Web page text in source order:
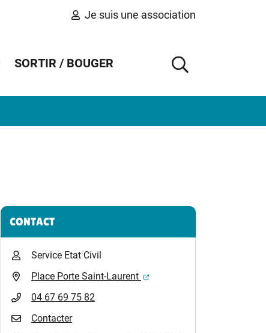
Je suis une association
SORTIR / BOUGER
AFFICHER
Informations complémentaires
CONTACT
Service Etat Civil
Place Porte Saint-Laurent
(ouverture dans un nouvel
04 67 69 75 82
Contacter